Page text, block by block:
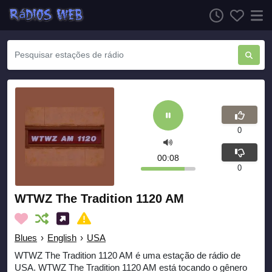
WTWZ The Tradition 1120 AM
Blues › English › USA
WTWZ The Tradition 1120 AM é uma estação de rádio de
USA. WTWZ The Tradition 1120 AM está tocando o gênero
00:09
0
0